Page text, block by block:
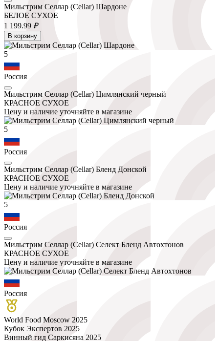
Мильстрим Селлар (Cellar) Шардоне
БЕЛОЕ СУХОЕ
1 199.99 ₽
В корзину
5
Россия
Мильстрим Селлар (Cellar) Цимлянский черный
КРАСНОЕ СУХОЕ
Цену и наличие уточняйте в магазине
5
Россия
Мильстрим Селлар (Cellar) Бленд Донской
КРАСНОЕ СУХОЕ
Цену и наличие уточняйте в магазине
5
Россия
Мильстрим Селлар (Cellar) Селект Бленд Автохтонов
КРАСНОЕ СУХОЕ
Цену и наличие уточняйте в магазине
Россия
World Food Moscow 2025
Кубок Экспертов 2025
Винный гид Саркисяна 2025